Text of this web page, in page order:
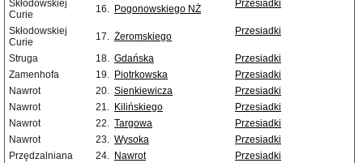
Skłodowskiej
Curie
16. Pogonowskiego NŻ Przesiadki
Skłodowskiej
Curie
17. Żeromskiego Przesiadki
Struga 18. Gdańska
Przesiadki
Zamenhofa
19. Piotrkowska
Przesiadki
Nawrot
20. Sienkiewicza
Przesiadki
Nawrot
21. Kilińskiego
Przesiadki
Nawrot
22. Targowa
Przesiadki
Nawrot
23. Wysoka
Przesiadki
Przędzalniana
24. Nawrot
Przesiadki